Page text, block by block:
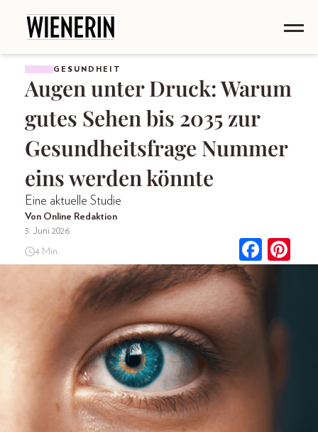
GESUNDHEIT
Augen unter Druck: Warum
gutes Sehen bis 2035 zur
Gesundheitsfrage Nummer
eins werden könnte
Eine aktuelle Studie
Von Online Redaktion
3. Juni 2026
4 Min.